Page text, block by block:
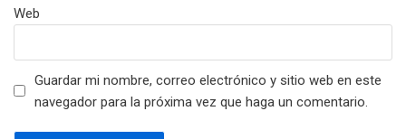
Web
Guardar mi nombre, correo electrónico y sitio web en este
navegador para la próxima vez que haga un comentario.